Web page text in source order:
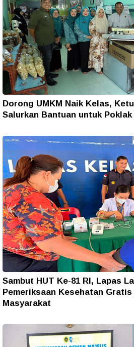
Dorong UMKM Naik Kelas,
Salurkan Bantuan untuk
Sambut HUT Ke-81 RI, Lapas
Pemeriksaan Kesehatan
Masyarakat